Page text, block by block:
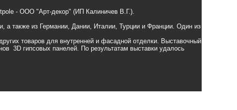
- ООО "Арт-декор" (ИП Калиничев В.Г.).
а также из Германии, Дании, Италии, Турции и Франции. Один из
товаров для внутренней и фасадной отделки. Выставочный
3D гипсовых панелей. По результатам выставки удалось